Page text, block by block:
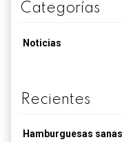
Categorías
Noticias
Recientes
Hamburguesas